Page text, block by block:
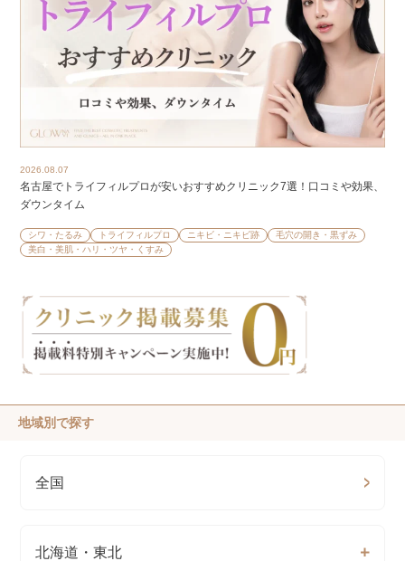
2026.08.07
名古屋でトライフィルプロが安いおすすめクリニック7選！口コミや効果、
ダウンタイム
シワ・たるみ トライフィルプロ ニキビ・ニキビ跡
毛穴の開き・黒ずみ
美白・美肌・ハリ・ツヤ・くすみ
地域別で探す
全国
北海道・東北